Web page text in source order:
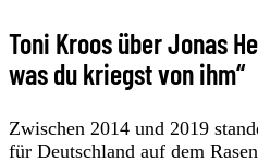
Toni Kroos über Jonas
was du kriegst von ihm“
Zwischen 2014 und 2019
für Deutschland auf dem